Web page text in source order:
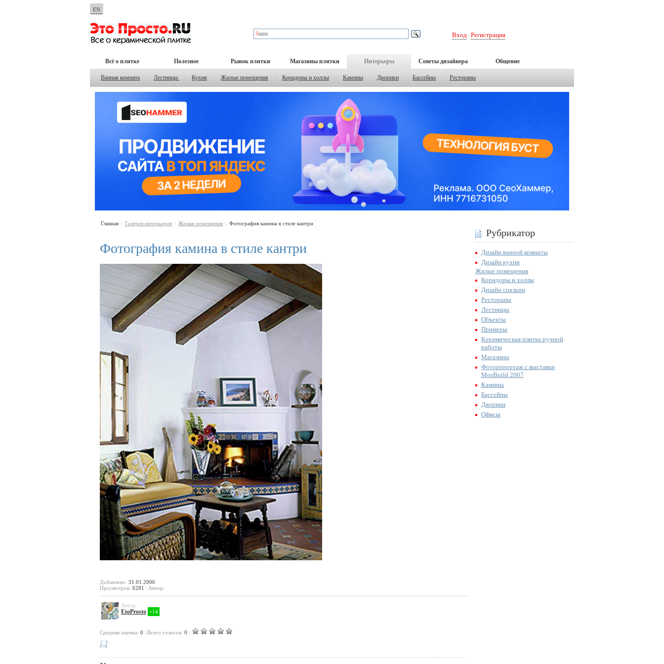
EN
Вход Регистрация
Всё о плитке Полезное Рынок плитки Магазины плитки Интерьеры Советы дизайнера Общение
Ванная комната Лестницы Кухня Жилые помещения Коридоры и холлы Камины Дворики Бассейны Рестораны
Главная \ Галерея интерьеров \ Жилые помещения \ Фотография камина в стиле кантри
Фотография камина в стиле кантри
Добавлено: 31.01.2006
Просмотров: 6281 Автор:
Автор:
EtoProsto +14
Cредняя оценка: 0 Всего голосов: 0
Рубрикатор
Дизайн ванной комнаты
Дизайн кухни
Жилые помещения
Коридоры и холлы
Дизайн спальни
Рестораны
Лестницы
Объекты
Примеры
Керамическая плитка ручной
работы
Магазины
Фоторепортаж с выставки
MosBuild 2007
Камины
Бассейны
Дворики
Офисы